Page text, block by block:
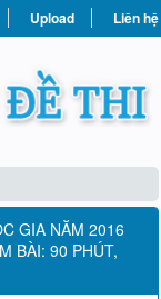
Upload Liên hệ
GIA NĂM 2016
BÀI: 90 PHÚT,